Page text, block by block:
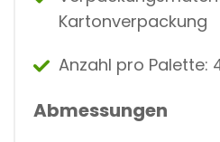
Kartonverpackung
Anzahl pro Palette:
Abmessungen